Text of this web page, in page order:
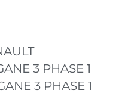
3 PHASE 1
3 PHASE 1